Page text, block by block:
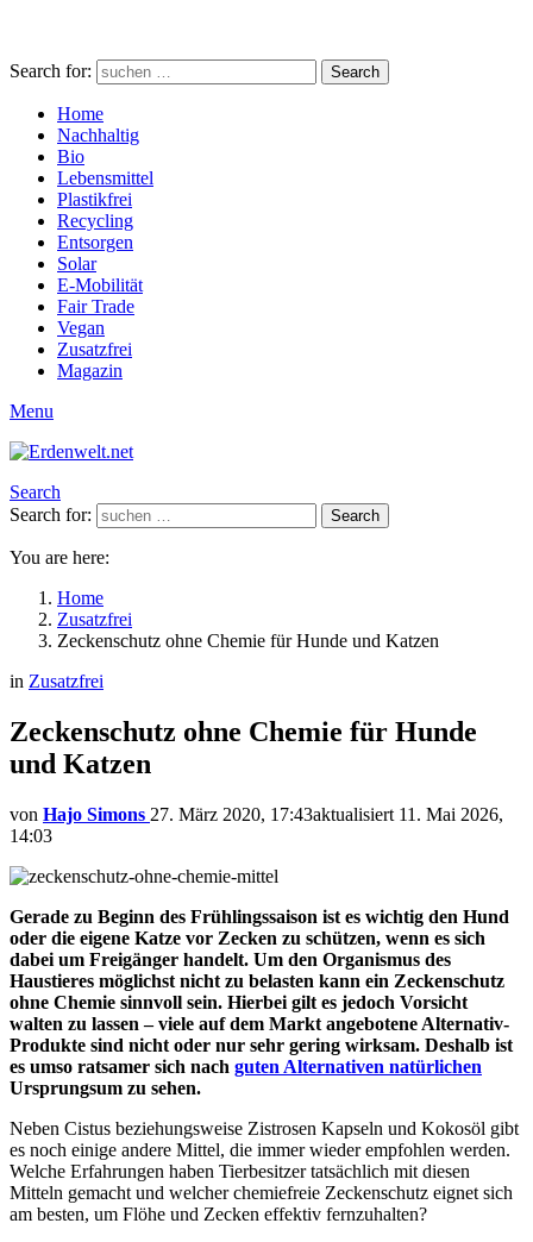
Search for: Search
Home
Nachhaltig
Bio
Lebensmittel
Plastikfrei
Recycling
Entsorgen
Solar
E-Mobilität
Fair Trade
Vegan
Zusatzfrei
Magazin
Menu
Search
Search for:
Search
You are here:
Home
Zusatzfrei
Zeckenschutz ohne Chemie für Hunde und Katzen
in Zusatzfrei
Zeckenschutz ohne Chemie für Hunde
und Katzen
von Hajo Simons 27. März 2020, 17:43aktualisiert 11. Mai 2026,
14:03
Gerade zu Beginn des Frühlingssaison ist es wichtig den Hund
oder die eigene Katze vor Zecken zu schützen, wenn es sich
dabei um Freigänger handelt. Um den Organismus des
Haustieres möglichst nicht zu belasten kann ein Zeckenschutz
ohne Chemie sinnvoll sein. Hierbei gilt es jedoch Vorsicht
walten zu lassen – viele auf dem Markt angebotene Alternativ-
Produkte sind nicht oder nur sehr gering wirksam. Deshalb ist
es umso ratsamer sich nach guten Alternativen natürlichen
Ursprungsum zu sehen.
Neben Cistus beziehungsweise Zistrosen Kapseln und Kokosöl gibt
es noch einige andere Mittel, die immer wieder empfohlen werden.
Welche Erfahrungen haben Tierbesitzer tatsächlich mit diesen
Mitteln gemacht und welcher chemiefreie Zeckenschutz eignet sich
am besten, um Flöhe und Zecken effektiv fernzuhalten?